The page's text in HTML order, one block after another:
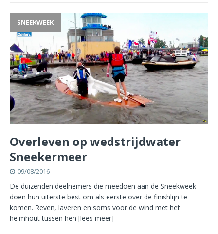
SNEEKWEEK
Overleven op wedstrijdwater
Sneekermeer
09/08/2016
De duizenden deelnemers die meedoen aan de Sneekweek
doen hun uiterste best om als eerste over de finishlijn te
komen. Reven, laveren en soms voor de wind met het
helmhout tussen hen [lees meer]